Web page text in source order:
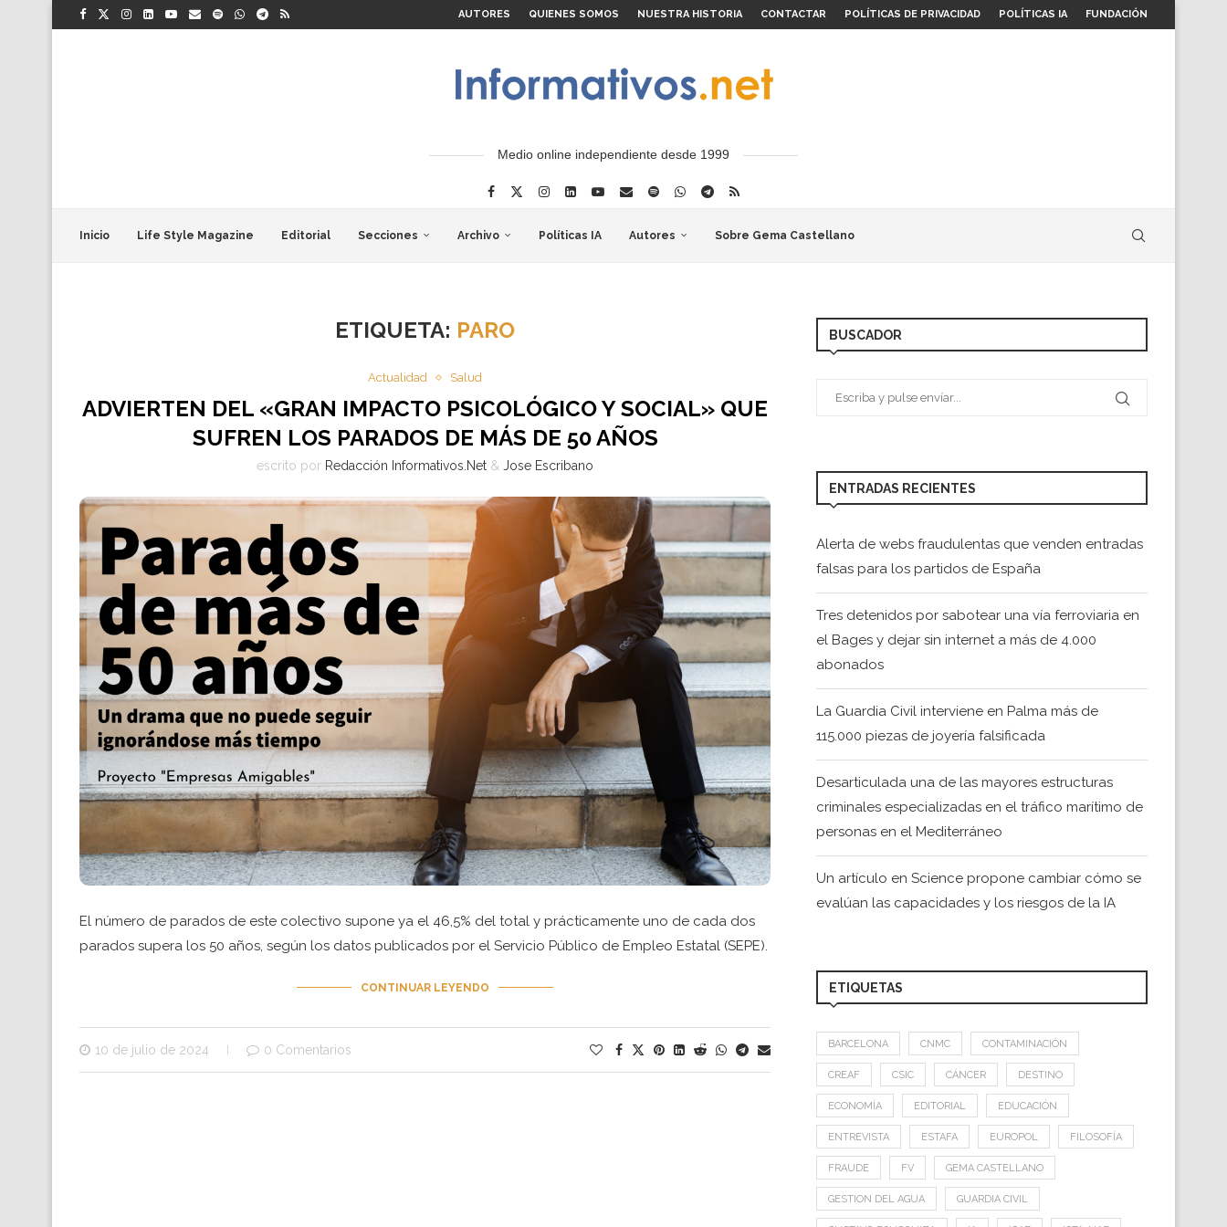
AUTORES QUIENES SOMOS NUESTRA HISTORIA CONTACTAR POLÍTICAS DE PRIVACIDAD POLÍTICAS IA FUNDACIÓN
Medio online independiente desde 1999
Inicio Life Style Magazine Editorial Secciones Archivo Políticas IA Autores Sobre Gema Castellano
ETIQUETA: PARO
Actualidad Salud
ADVIERTEN DEL «GRAN IMPACTO PSICOLÓGICO Y SOCIAL» QUE
SUFREN LOS PARADOS DE MÁS DE 50 AÑOS
escrito por Redacción Informativos.Net & Jose Escribano
El número de parados de este colectivo supone ya el 46,5% del total y prácticamente uno de cada dos
parados supera los 50 años, según los datos publicados por el Servicio Público de Empleo Estatal (SEPE).
CONTINUAR LEYENDO
10 de julio de 2024 0 Comentarios
BUSCADOR
ENTRADAS RECIENTES
Alerta de webs fraudulentas que venden entradas
falsas para los partidos de España
Tres detenidos por sabotear una vía ferroviaria en
el Bages y dejar sin internet a más de 4.000
abonados
La Guardia Civil interviene en Palma más de
115.000 piezas de joyería falsificada
Desarticulada una de las mayores estructuras
criminales especializadas en el tráfico marítimo de
personas en el Mediterráneo
Un artículo en Science propone cambiar cómo se
evalúan las capacidades y los riesgos de la IA
ETIQUETAS
BARCELONA CNMC CONTAMINACIÓN
CREAF CSIC CÁNCER DESTINO
ECONOMÍA EDITORIAL EDUCACIÓN
ENTREVISTA ESTAFA EUROPOL FILOSOFÍA
FRAUDE FV GEMA CASTELLANO
GESTION DEL AGUA GUARDIA CIVIL